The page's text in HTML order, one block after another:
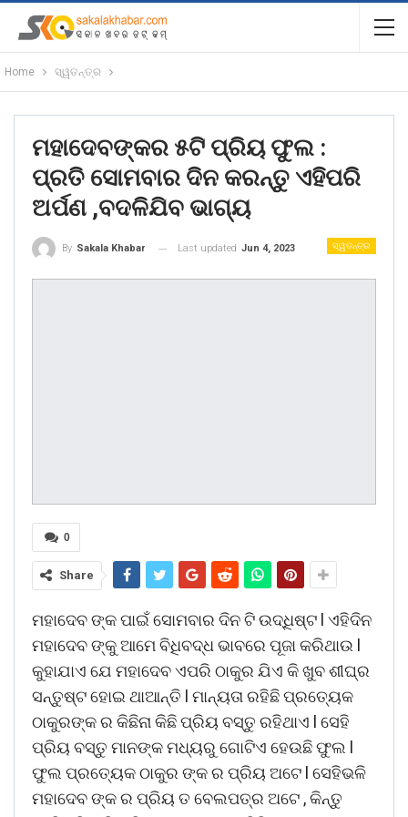
Home ସ୍ୱତନ୍ତ୍ର
ମହାଦେବଙ୍କର ୫ଟି ପ୍ରିୟ ଫୁଲ :
ପ୍ରତି ସୋମବାର ଦିନ କରନ୍ତୁ ଏହିପରି
ଅର୍ପଣ ,ବଦଳିଯିବ ଭାଗ୍ୟ
ସ୍ୱତନ୍ତ୍ର
By Sakala Khabar Last updated Jun 4, 2023
0
Share
ମହାଦେବ ଙ୍କ ପାଇଁ ସୋମବାର ଦିନ ଟି ଉଦ୍ଧିଷ୍ଟ l ଏହିଦିନ
ମହାଦେବ ଙ୍କୁ ଆମେ ବିଧିବଦ୍ଧ ଭାବରେ ପୂଜା କରିଥାଉ l
କୁହାଯାଏ ଯେ ମହାଦେବ ଏପରି ଠାକୁର ଯିଏ କି ଖୁବ ଶୀଘ୍ର
ସନ୍ତୁଷ୍ଟ ହୋଇ ଥାଆନ୍ତି l ମାନ୍ୟତା ରହିଛି ପ୍ରତ୍ୟେକ
ଠାକୁରଙ୍କ ର କିଛିନା କିଛି ପ୍ରିୟ ବସ୍ତୁ ରହିଥାଏ l ସେହି
ପ୍ରିୟ ବସ୍ତୁ ମାନଙ୍କ ମଧ୍ୟରୁ ଗୋଟିଏ ହେଉଛି ଫୁଲ l
ଫୁଲ ପ୍ରତ୍ୟେକ ଠାକୁର ଙ୍କ ର ପ୍ରିୟ ଅଟେ l ସେହିଭଳି
ମହାଦେବ ଙ୍କ ର ପ୍ରିୟ ତ ବେଲପତ୍ର ଅଟେ , କିନ୍ତୁ